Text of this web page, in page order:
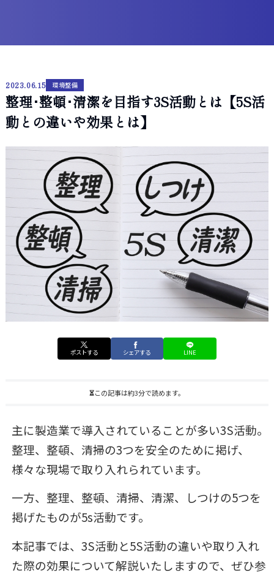
2023.06.15 環境整備
整理･整頓･清潔を目指す3S活動とは【5S活
動との違いや効果とは】
ポストする シェアする LINE
この記事は約3分で読めます。
主に製造業で導入されていることが多い3S活動。
整理、整頓、清掃の3つを安全のために掲げ、
様々な現場で取り入れられています。
一方、整理、整頓、清掃、清潔、しつけの5つを
掲げたものが5s活動です。
本記事では、3S活動と5S活動の違いや取り入れ
た際の効果について解説いたしますので、ぜひ参